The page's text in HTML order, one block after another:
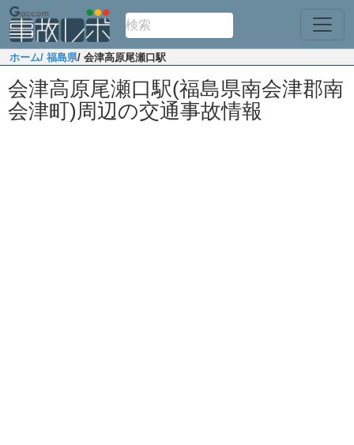
ホーム/ 福島県/ 会津高原尾瀬口駅
会津高原尾瀬口駅(福島県南会津郡南
会津町)周辺の交通事故情報